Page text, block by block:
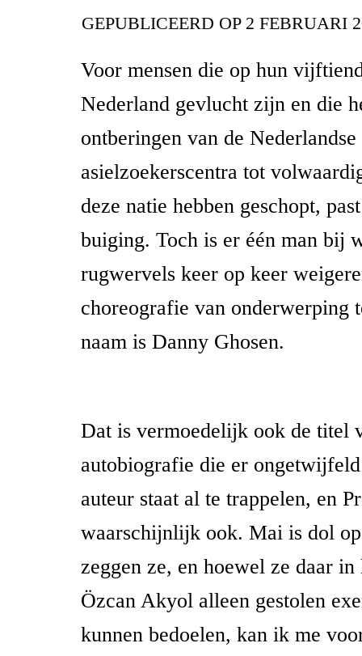
GEPUBLICEERD OP 2 FEBRUARI
Voor mensen die op hun
Nederland gevlucht zijn en die
ontberingen van de Nederlandse
asielzoekerscentra tot
deze natie hebben geschopt,
buiging. Toch is er één man bij
rugwervels keer op keer
choreografie van onderwerping
naam is Danny Ghosen.
Dat is vermoedelijk ook de titel
autobiografie die er
auteur staat al te trappelen, en
waarschijnlijk ook. Mai is dol
zeggen ze, en hoewel ze daar
Özcan Akyol alleen gestolen
kunnen bedoelen, kan ik me